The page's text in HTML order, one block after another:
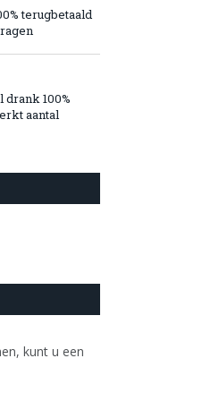
terugbetaald
drank 100%
aantal
kunt u een